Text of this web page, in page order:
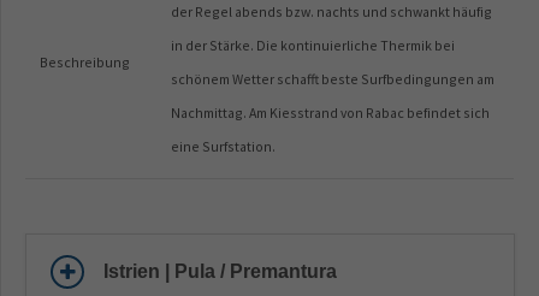
Beschreibung
der Regel abends bzw. nachts und schwankt häufig
in der Stärke. Die kontinuierliche Thermik bei
schönem Wetter schafft beste Surfbedingungen am
Nachmittag. Am Kiesstrand von Rabac befindet sich
eine Surfstation.
Istrien | Pula / Premantura